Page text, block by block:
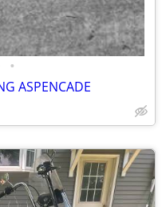
•
ASPENCADE